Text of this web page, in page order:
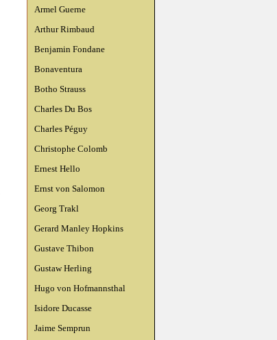
Armel Guerne
Arthur Rimbaud
Benjamin Fondane
Bonaventura
Botho Strauss
Charles Du Bos
Charles Péguy
Christophe Colomb
Ernest Hello
Ernst von Salomon
Georg Trakl
Gerard Manley Hopkins
Gustave Thibon
Gustaw Herling
Hugo von Hofmannsthal
Isidore Ducasse
Jaime Semprun